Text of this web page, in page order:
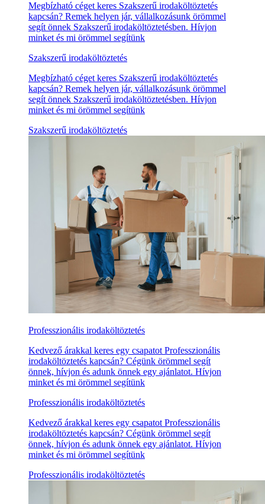
Megbízható céget keres Szakszerű irodaköltöztetés
kapcsán? Remek helyen jár, vállalkozásunk örömmel
segít önnek Szakszerű irodaköltöztetésben. Hívjon
minket és mi örömmel segítünk
Szakszerű irodaköltöztetés
Megbízható céget keres Szakszerű irodaköltöztetés
kapcsán? Remek helyen jár, vállalkozásunk örömmel
segít önnek Szakszerű irodaköltöztetésben. Hívjon
minket és mi örömmel segítünk
Szakszerű irodaköltöztetés
Professzionális irodaköltöztetés
Kedvező árakkal keres egy csapatot Professzionális
irodaköltöztetés kapcsán? Cégünk örömmel segít
önnek, hívjon és adunk önnek egy ajánlatot. Hívjon
minket és mi örömmel segítünk
Professzionális irodaköltöztetés
Kedvező árakkal keres egy csapatot Professzionális
irodaköltöztetés kapcsán? Cégünk örömmel segít
önnek, hívjon és adunk önnek egy ajánlatot. Hívjon
minket és mi örömmel segítünk
Professzionális irodaköltöztetés